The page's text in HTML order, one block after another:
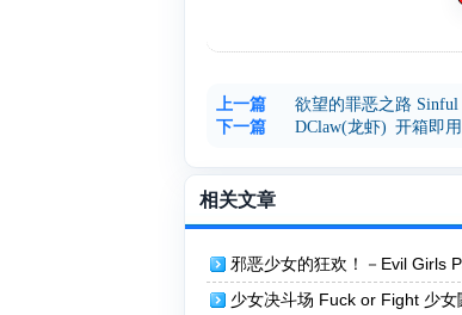
上一篇
欲望的罪恶之路 Sinful
下一篇
DClaw(龙虾) 开箱即
相关文章
邪恶少女的狂欢！－Evil Girls
ガールズパーティー
少女决斗场 Fuck or Fight 少女